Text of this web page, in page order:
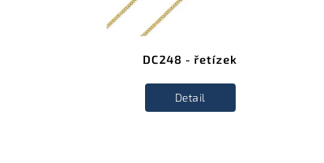
DC248 - řetízek
Detail